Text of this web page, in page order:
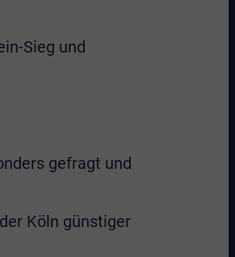
Sieg und
gefragt und
Köln günstiger